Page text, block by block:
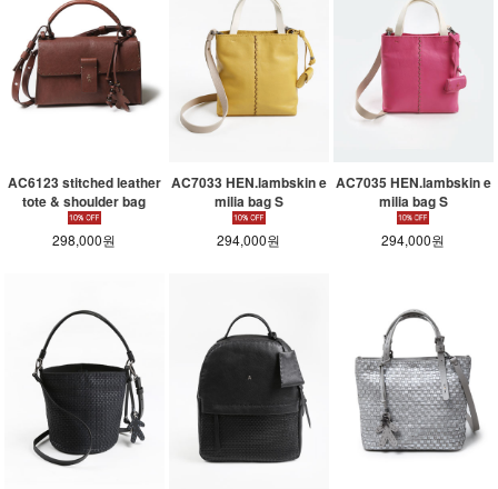
AC6123 stitched leather
tote & shoulder bag
298,000원
AC7033 HEN.lambskin e
milia bag S
294,000원
AC7035 HEN.lambskin e
milia bag S
294,000원